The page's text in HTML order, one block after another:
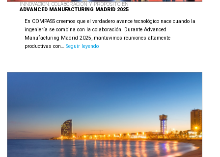
INNOVACIÓN, COLABORACIÓN Y PROPÓSITO EN
ADVANCED MANUFACTURING MADRID 2025
En COMPASS creemos que el verdadero avance tecnológico nace cuando la
ingeniería se combina con la colaboración. Durante Advanced
Manufacturing Madrid 2025, mantuvimos reuniones altamente
productivas con… Seguir leyendoInnovación,
propósito